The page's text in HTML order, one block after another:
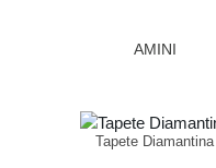
AMINI
Tapete Diamantina